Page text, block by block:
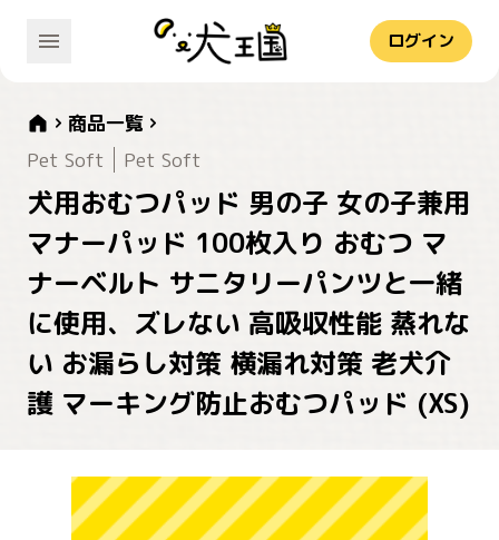
ログイン
商品一覧
Pet Soft
Pet Soft
犬用おむつパッド 男の子 女の子兼用
マナーパッド 100枚入り おむつ マ
ナーベルト サニタリーパンツと一緒
に使用、ズレない 高吸収性能 蒸れな
い お漏らし対策 横漏れ対策 老犬介
護 マーキング防止おむつパッド (XS)